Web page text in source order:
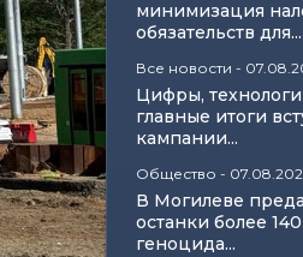
минимизация
обязательств для...
Все новости -
Цифры,
главные итоги
кампании...
Общество -
В Могилеве
останки более
геноцида...